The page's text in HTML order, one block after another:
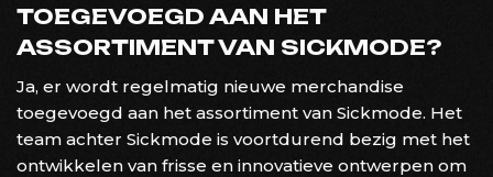
TOEGEVOEGD AAN HET
ASSORTIMENT VAN SICKMODE?
Ja, er wordt regelmatig nieuwe merchandise
toegevoegd aan het assortiment van Sickmode. Het
team achter Sickmode is voortdurend bezig met het
ontwikkelen van frisse en innovatieve ontwerpen om